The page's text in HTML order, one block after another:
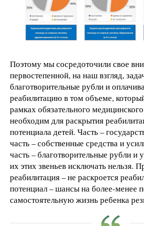
Поэтому мы сосредоточили свое
первостепенной, на наш взгляд,
благотворительные рубли и
реабилитацию в том объеме,
рамках обязательного
необходим для раскрытия
потенциала детей. Часть –
часть – собственные средства и
часть – благотворительные рубли и
их этих звеньев исключать нельзя.
реабилитация – не раскроется
потенциал – шансы на более-менее
самостоятельную жизнь ребенка